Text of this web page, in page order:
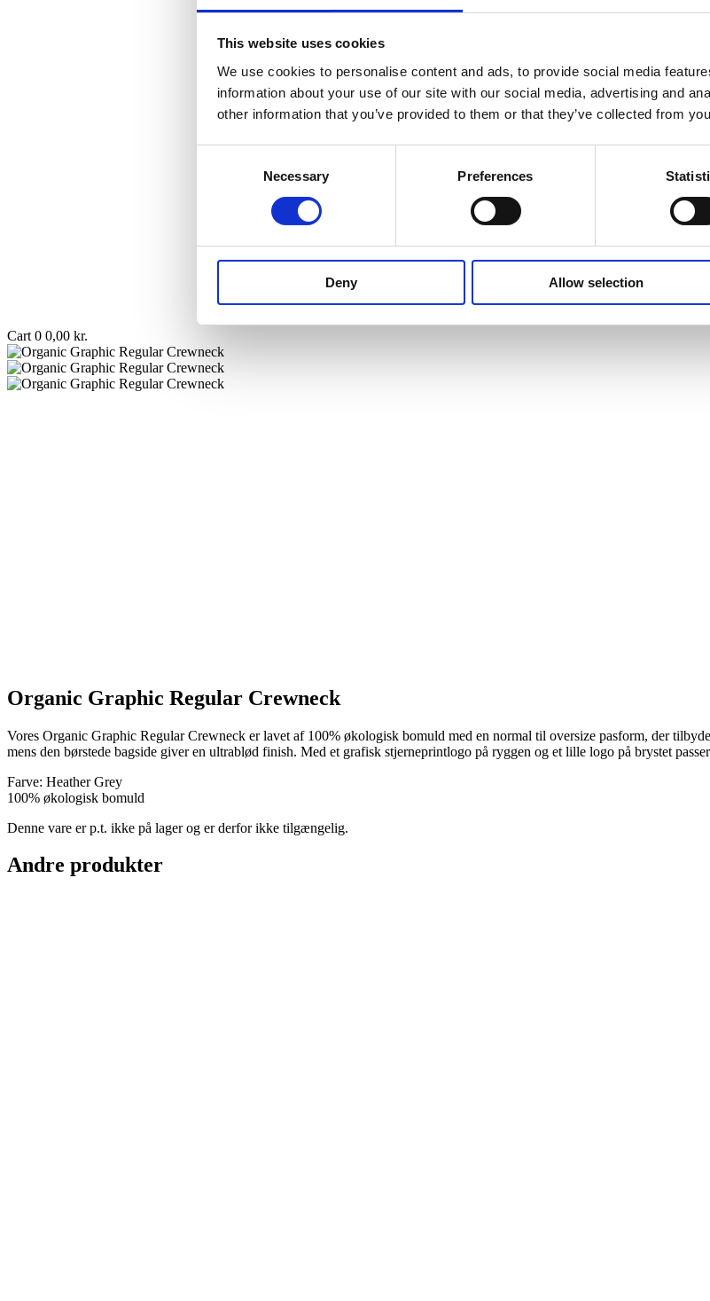
This website uses cookies
We use cookies to personalise content and ads, to provide social media
information about your use of our site with our social media, advertising and
other information that you’ve provided to them or that they’ve collected from
Necessary Preferences
Deny Allow selection
Cart 0 0,00 kr.
Organic Graphic Regular Crewneck
Vores Organic Graphic Regular Crewneck er lavet af 100% økologisk bomuld med en normal til oversize pasform, der
mens den børstede bagside giver en ultrablød finish. Med et grafisk stjerneprintlogo på ryggen og et lille logo på brystet
Farve: Heather Grey
100% økologisk bomuld
Denne vare er p.t. ikke på lager og er derfor ikke tilgængelig.
Andre produkter